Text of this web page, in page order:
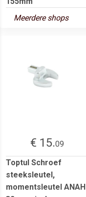
Meerdere shops
€ 15.09
Toptul Schroef
steeksleutel,
momentsleutel ANAH